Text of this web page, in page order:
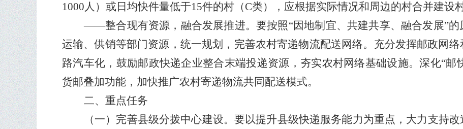
1000人）或日均快件量低于15件的村（C类），应根据实际情况和周边的村合并建设
——整合现有资源，融合发展推进。要按照“因地制宜、共建共享、融合发展”的
运输、供销等部门资源，统一规划，完善农村寄递物流配送网络。充分发挥邮政网
路汽车化，鼓励邮政快递企业整合末端投递资源，夯实农村网络基础设施。深化“邮
货邮叠加功能，加快推广农村寄递物流共同配送模式。
二、重点任务
（一）完善县级分拨中心建设。 要以提升县级快递服务能力为重点，大力支持